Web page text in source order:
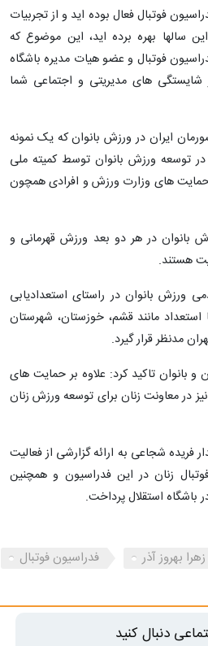
سالگی در فدراسیون فوتبال فعال بوده اید و از تجربیات
سالها بهره برده اید، این موضوع که
فوتبال و عضو هیات مدیره باشگاه
شایستگی های مدیریتی و اجتماعی شما
ایران در ورزش بانوان که یک نمونه
توسعه ورزش بانوان توسط کمیته ملی
حمایت های وزارت ورزش و افرادی همچون
بانوان در هر دو بعد ورزش قهرمانی و
هستند.
ورزش بانوان در راستای استعدادیابی
مانند قشم، خوزستان، شهرستان
مدنظر قرار گیرد.
بانوان تاکید کرد: علاوه بر حمایت های
در معاونت زنان برای توسعه ورزش زنان
فریده شجاعی به ارائه گزارشی از فعالیت
زنان در این فدراسیون و همچنین
باشگاه استقلال پرداخت.
زهرا بهروز آذر
فدراسیون فوتبال
دنبال کنید